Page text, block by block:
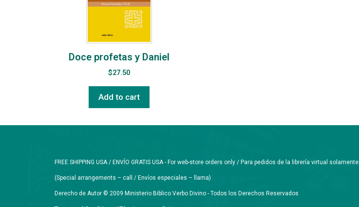
Doce profetas y Daniel
$27.50
Add to cart
FREE SHIPPING USA / ENVÍO GRATIS USA - For web-store orders only / Para pedidos de la librería virtual solamente
(Special arrangements – call / Envíos especiales – llama)
Derecho de Autor © 2009 Ministerio Biblico Verbo Divino - Todos los Derechos Reservados